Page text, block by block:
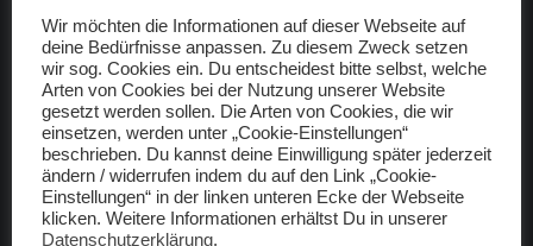
ADAC gelbhilft
Freunde
raceBMX Germany
Wir möchten die Informationen auf dieser Webseite auf
deine Bedürfnisse anpassen. Zu diesem Zweck setzen
wir sog. Cookies ein. Du entscheidest bitte selbst, welche
Arten von Cookies bei der Nutzung unserer Website
gesetzt werden sollen. Die Arten von Cookies, die wir
einsetzen, werden unter „Cookie-Einstellungen“
beschrieben. Du kannst deine Einwilligung später jederzeit
ändern / widerrufen indem du auf den Link „Cookie-
Einstellungen“ in der linken unteren Ecke der Webseite
klicken. Weitere Informationen erhältst Du in unserer
Datenschutzerklärung.